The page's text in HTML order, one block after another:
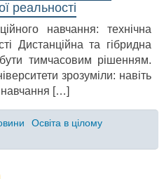
реальності
навчання: технічна
Дистанційна та гібридна
тимчасовим рішенням.
зрозуміли: навіть
навчання […]
Освіта в цілому